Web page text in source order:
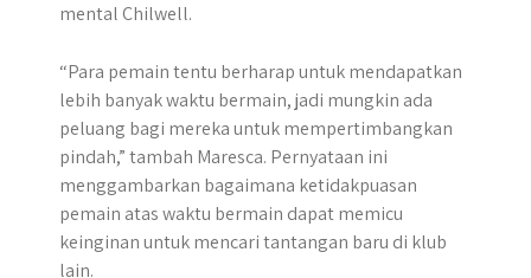
mental Chilwell.
“Para pemain tentu berharap untuk mendapatkan
lebih banyak waktu bermain, jadi mungkin ada
peluang bagi mereka untuk mempertimbangkan
pindah,” tambah Maresca. Pernyataan ini
menggambarkan bagaimana ketidakpuasan
pemain atas waktu bermain dapat memicu
keinginan untuk mencari tantangan baru di klub
lain.